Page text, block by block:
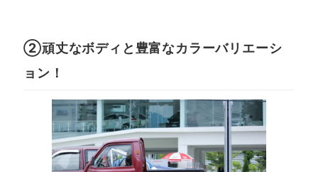
②頑丈なボディと豊富なカラーバリエーシ
ョン！